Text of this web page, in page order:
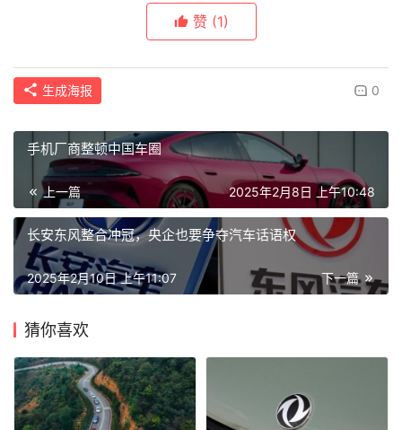
赞 (1)
生成海报 0
手机厂商整顿中国车圈
上一篇 2025年2月8日 上午10:48
长安东风整合冲冠，央企也要争夺汽车话语权
下一篇
2025年2月10日 上午11:07
猜你喜欢